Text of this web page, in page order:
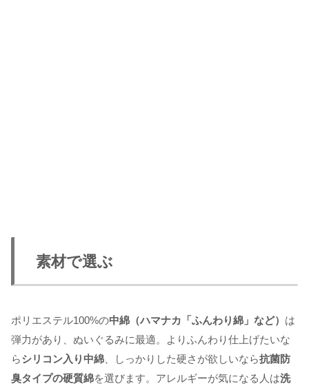
素材で選ぶ
ポリエステル100%の中綿（ハマナカ「ふんわり綿」など） は
弾力があり、ぬいぐるみに最適。よりふんわり仕上げたいな
らシリコン入り中綿 、しっかりした硬さが欲しいなら抗菌防
臭タイプの硬質綿を選びます。アレルギーが気になる人は洗